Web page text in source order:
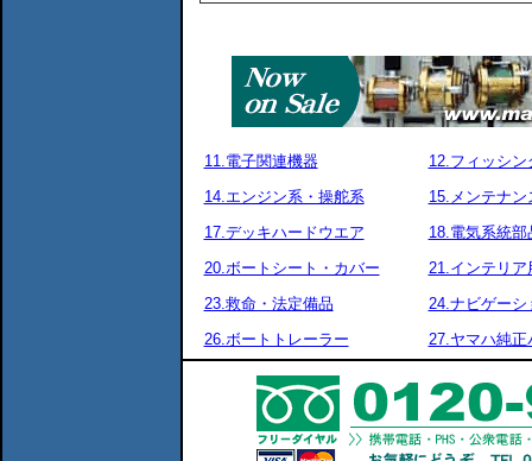
11.電子関連機器
12.フィッシン
14.エンジン系・操舵系
15.メンテナン
17.デッキハードウエア
18.電気系統部
20.ボートシート・カバー
21.インテリア
23.救命・法定備品
24.ナビゲーシ
26.ボートトレーラー
27.ヤマハ純正